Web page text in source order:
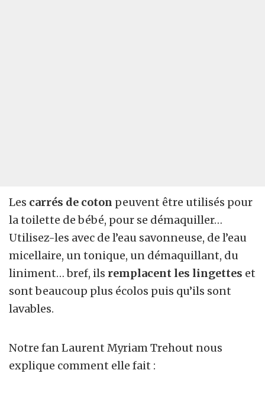
Les carrés de coton peuvent être utilisés pour
la toilette de bébé, pour se démaquiller…
Utilisez-les avec de l’eau savonneuse, de l’eau
micellaire, un tonique, un démaquillant, du
liniment… bref, ils remplacent les lingettes et
sont beaucoup plus écolos puis qu’ils sont
lavables.
Notre fan Laurent Myriam Trehout nous
explique comment elle fait :